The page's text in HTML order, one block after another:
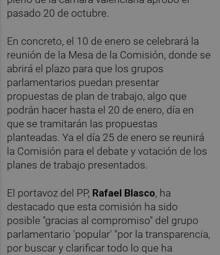
pasado 20 de octubre.
En concreto, el 10 de enero se celebrará la
reunión de la Mesa de la Comisión, donde se
abrirá el plazo para que los grupos
parlamentarios puedan presentar
propuestas de plan de trabajo, algo que
podrán hacer hasta el 20 de enero, día en
que se tramitarán las propuestas
planteadas. Ya el día 25 de enero se reunirá
la Comisión para el debate y votación de los
planes de trabajo presentados.
El portavoz del PP, Rafael Blasco, ha
destacado que esta comisión ha sido
posible "gracias al compromiso" del grupo
parlamentario 'popular' "por la transparencia,
por buscar y clarificar todo lo que ha